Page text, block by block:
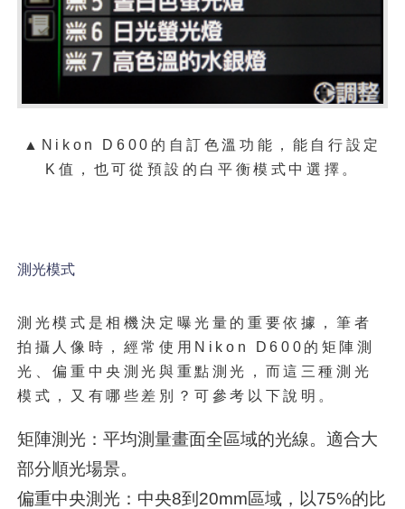
▲Nikon D600的 自訂色溫功能，能自行設定
K值，也可從預設的白平衡模式中選擇。
測光模式
測光模式是相機決定曝光量的重要依據，筆者
拍攝人像時，經常使用Nikon D600的矩陣測
光、偏重中央測光與重點測光，而這三種測光
模式，又有哪些差別？可參考以下說明。
矩陣測光：平均測量畫面全區域的光線。適合大
部分順光場景。
偏重中央測光：中央8到20mm區域，以75%的比